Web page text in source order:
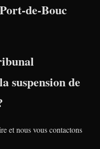
de-Bouc
suspension de
et nous vous contactons